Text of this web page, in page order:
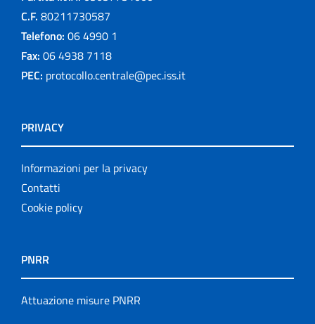
C.F. 80211730587
Telefono: 06 4990 1
Fax: 06 4938 7118
PEC: protocollo.centrale@pec.iss.it
PRIVACY
Informazioni per la privacy
Contatti
Cookie policy
PNRR
Attuazione misure PNRR